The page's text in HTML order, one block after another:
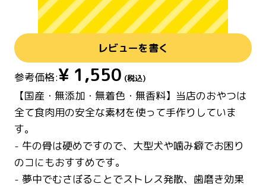
レビューを書く
参考価格:¥ 1,550 (税込)
【国産・無添加・無着色・無香料】当店のおやつは
全て食肉用の安全な素材を使って手作りしていま
す。
- 牛の骨は硬めですので、大型犬や噛み癖でお困り
のコにもおすすめです。
- 夢中でむさぼることでストレス発散、歯磨き効果